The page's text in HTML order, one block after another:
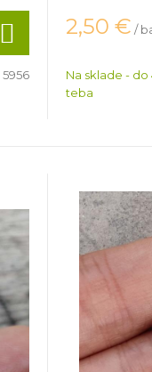
5956
2,50 € /
Na sklade - do
teba